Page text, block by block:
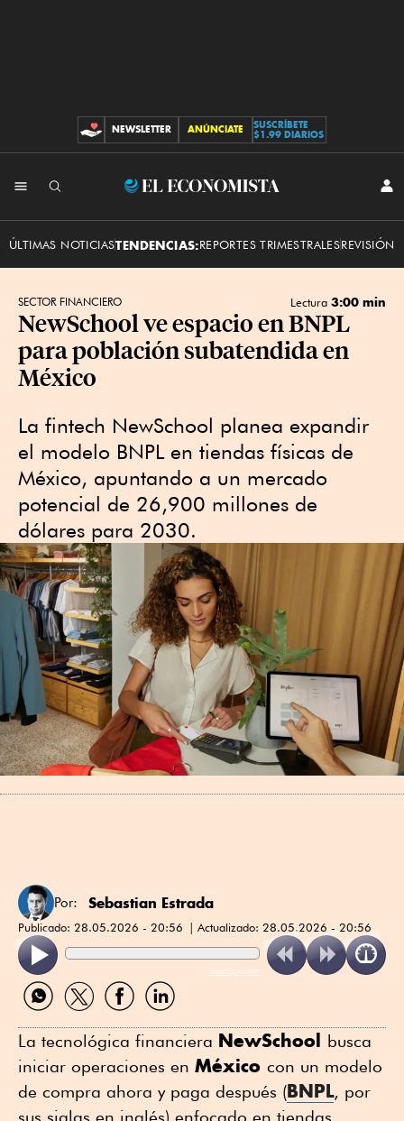
CONTRIBUCIONES
NEWSLETTER ANÚNCIATE
SUSCRÍBETE
$1.99 DIARIOS
El
ÚLTIMAS NOTICIASTENDENCIAS:REPORTES TRIMESTRALESREVISIÓN
SECTOR FINANCIERO Lectura 3:00 min
NewSchool ve espacio en BNPL
para población subatendida en
México
La fintech NewSchool planea expandir
el modelo BNPL en tiendas físicas de
México, apuntando a un mercado
potencial de 26,900 millones de
dólares para 2030.
Por: Sebastian Estrada
Publicado: 28.05.2026 - 20:56 Actualizado: 28.05.2026 - 20:56
ReadSpeaker
Compartir
por
Compartir
por
Compartir
por
Compartir
por
La tecnológica financiera NewSchool busca
iniciar operaciones en México con un modelo
de compra ahora y paga después (BNPL, por
sus siglas en inglés) enfocado en tiendas